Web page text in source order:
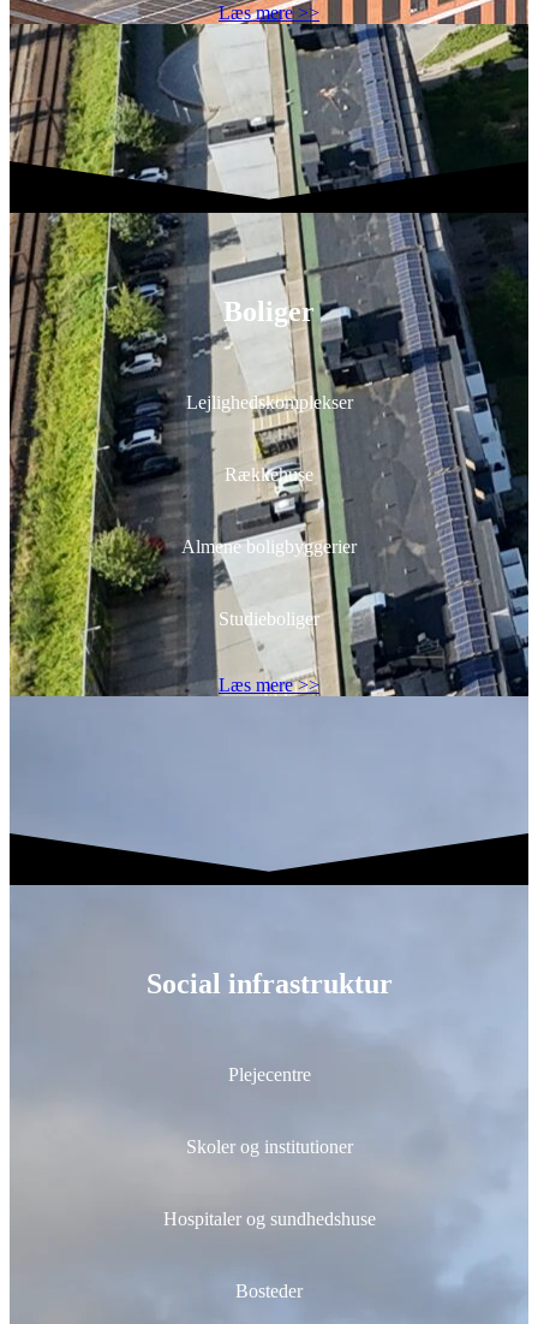
Læs mere >>
Boliger
Lejlighedskomplekser
Rækkehuse
Almene boligbyggerier
Studieboliger
Læs mere >>
Social infrastruktur
Plejecentre
Skoler og institutioner
Hospitaler og sundhedshuse
Bosteder